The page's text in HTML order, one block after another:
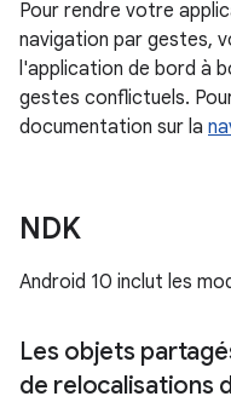
Pour rendre votre
navigation par gestes,
l'application de bord à
gestes conflictuels.
documentation sur la
NDK
Android 10 inclut les
Les objets
de relocalisations